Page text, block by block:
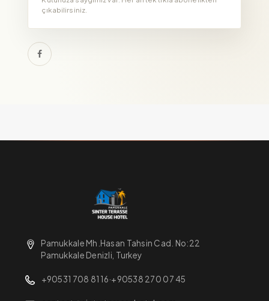
çıkabilirsiniz.
Pamukkale Mh.Hasan Tahsin Cad. No:22
Pamukkale Denizli, Turkey
+90531 708 81 16·+90538 270 07 45